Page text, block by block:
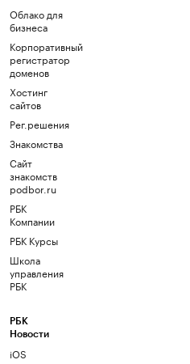
Облако для
бизнеса
Корпоративный
регистратор
доменов
Хостинг
сайтов
Рег.решения
Знакомства
Сайт
знакомств
podbor.ru
РБК
Компании
РБК Курсы
Школа
управления
РБК
РБК
Новости
iOS